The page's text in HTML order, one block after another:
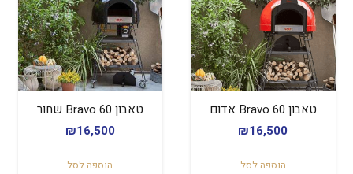
טאבון Bravo 60 אדום
₪16,500
הוספה לסל
טאבון Bravo 60 שחור
₪16,500
הוספה לסל